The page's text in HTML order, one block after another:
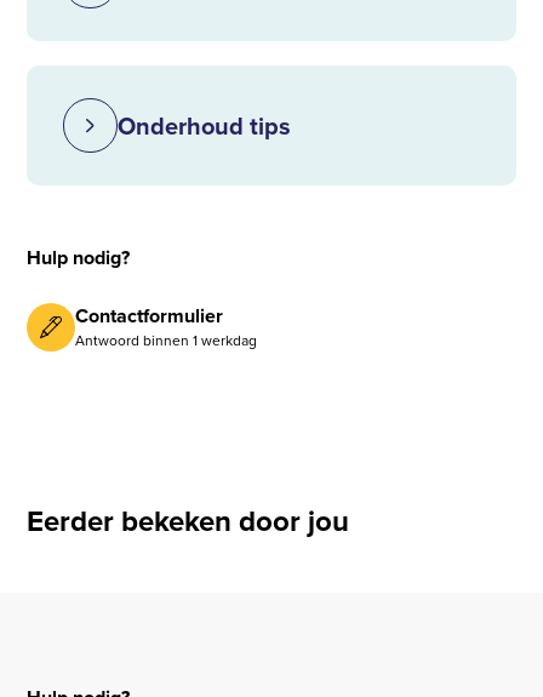
Onderhoud tips
Hulp nodig?
Contactformulier
Antwoord binnen 1 werkdag
Eerder bekeken door jou